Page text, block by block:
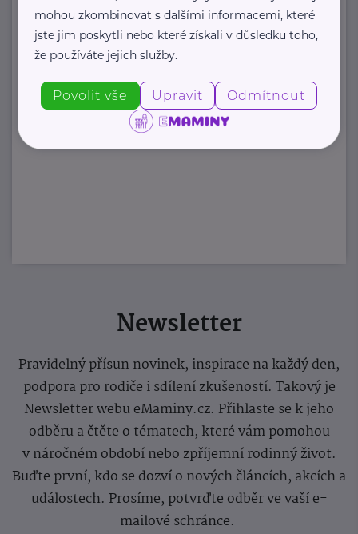
Newsletter
Pravidelný přísun novinek, inspirace na každý den,
podpora pro rodiče i sdílení zkušeností. Takový je
Newsletter webu eMaminy.cz. Přihlaste se k jeho
odběru a čtěte o tématech, které vám pomohou
v náročném období nebo zpříjemní rodinný život.
Buďte první, kdo se dozví o nových článcích, akcích a
událostech. Prosíme, potvrďte odběr ve vaší e-
mailové schránce.
mohou zkombinovat s dalšími informacemi, které
jste jim poskytli nebo které získali v důsledku toho,
že používáte jejich služby.
Povolit vše Upravit Odmítnout